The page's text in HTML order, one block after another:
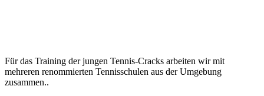
Für das Training der jungen Tennis-Cracks arbeiten wir mit
mehreren renommierten Tennisschulen aus der Umgebung
zusammen..